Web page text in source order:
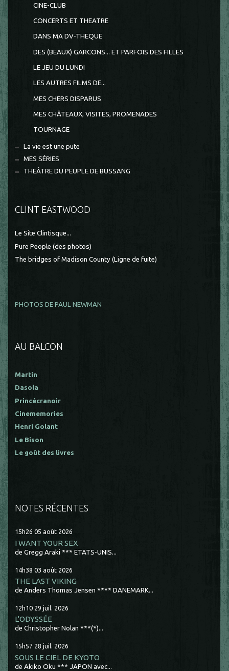
CINE-CLUB
CONCERTS ET THEATRE
DANS MA DV-THEQUE
DES (BEAUX) GARCONS... ET PARFOIS DES FILLES
LE JEU DU LUNDI
LES AUTRES FILMS DE...
MES CHERS DISPARUS
MES CHÂTEAUX, VISITES, PROMENADES
TOURNAGE
La vie est une pute
MES SÉRIES
THEÂTRE DU PEUPLE DE BUSSANG
CLINT EASTWOOD
Le Site Clintisque...
Pure People (des photos)
The bridges of Madison County (Ligne de fuite)
PHOTOS DE PAUL NEWMAN
AU BALCON
Martin
Dasola
Princécranoir
Cinememories
Henri Golant
Le Bison
Le goût des livres
NOTES RÉCENTES
15h26 05 août 2026
I WANT YOUR SEX
de Gregg Araki *** ETATS-UNIS...
14h38 03 août 2026
THE LAST VIKING
de Anders Thomas Jensen **** DANEMARK...
12h10 29 juil. 2026
L'ODYSSÉE
de Christopher Nolan ***(*)...
15h57 28 juil. 2026
SOUS LE CIEL DE KYOTO
de Akiko Oku *** JAPON avec...